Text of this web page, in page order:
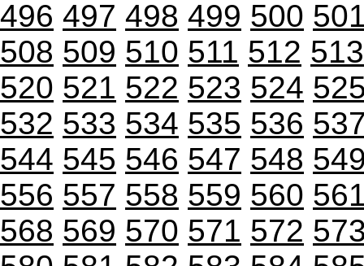
496 497 498 499 500
508 509 510 511 512 513
520 521 522 523 524
532 533 534 535 536
544 545 546 547 548
556 557 558 559 560
568 569 570 571 572